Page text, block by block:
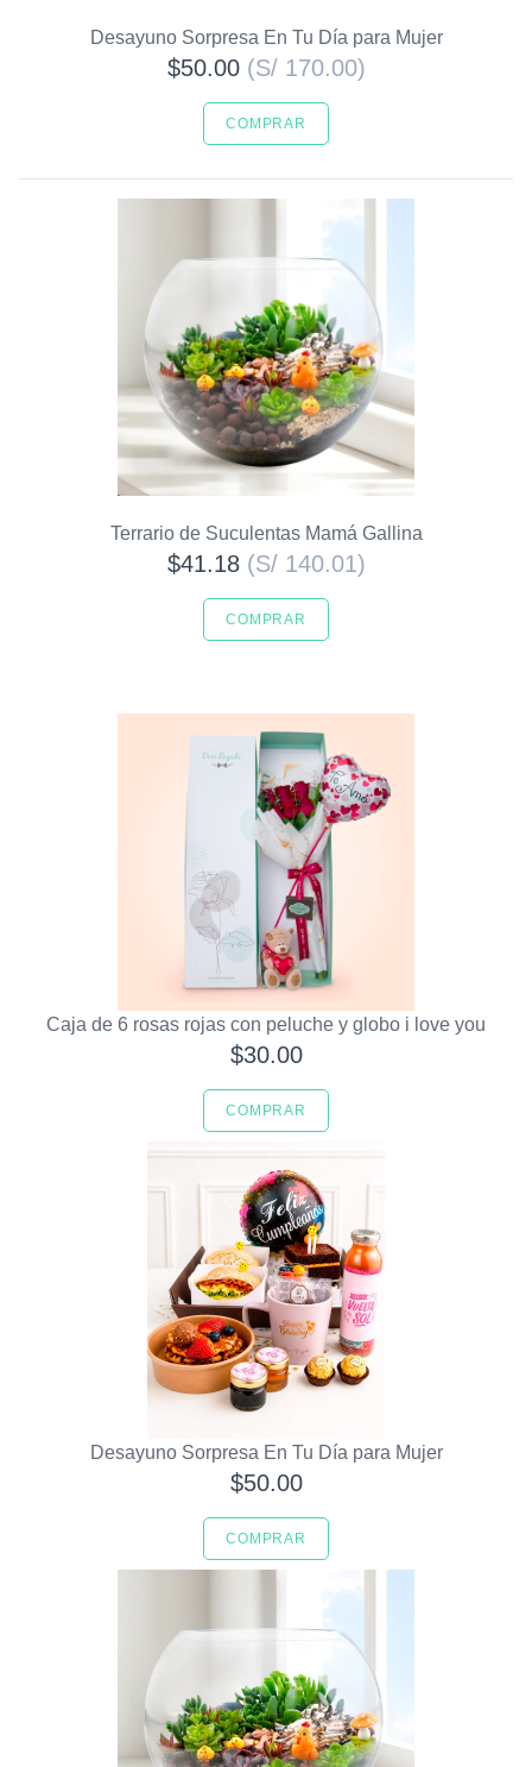
Desayuno Sorpresa En Tu Día para Mujer
$50.00 (S/ 170.00)
COMPRAR
Terrario de Suculentas Mamá Gallina
$41.18 (S/ 140.01)
COMPRAR
Caja de 6 rosas rojas con peluche y globo i love you
$30.00
COMPRAR
Desayuno Sorpresa En Tu Día para Mujer
$50.00
COMPRAR